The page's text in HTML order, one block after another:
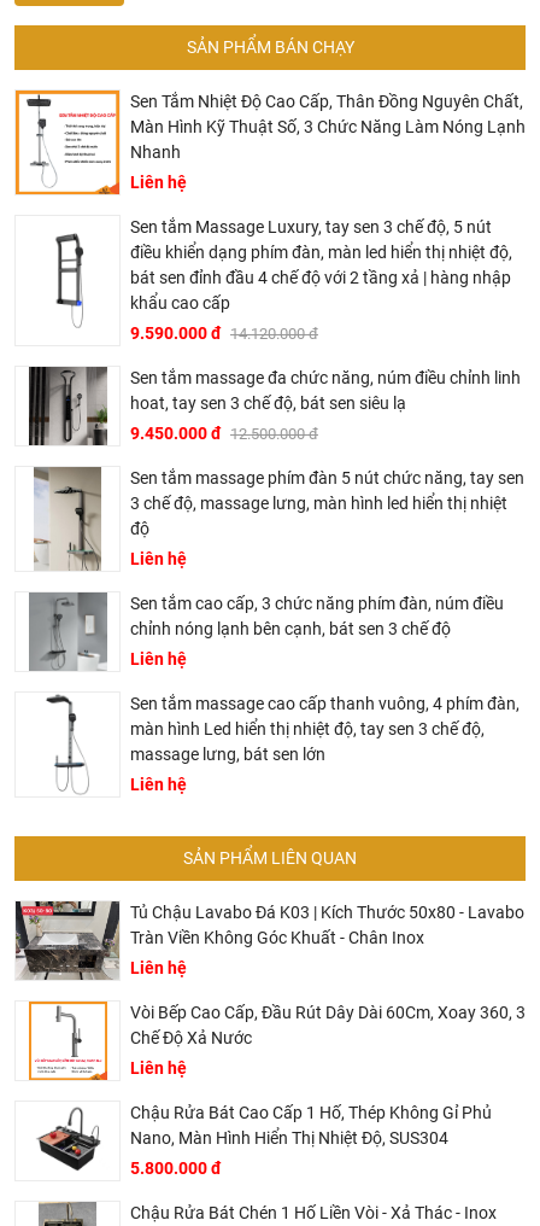
SẢN PHẨM BÁN CHẠY
Sen Tắm Nhiệt Độ Cao Cấp, Thân Đồng Nguyên Chất,
Màn Hình Kỹ Thuật Số, 3 Chức Năng Làm Nóng Lạnh
Nhanh
Liên hệ
Sen tắm Massage Luxury, tay sen 3 chế độ, 5 nút
điều khiển dạng phím đàn, màn led hiển thị nhiệt độ,
bát sen đỉnh đầu 4 chế độ với 2 tầng xả | hàng nhập
khẩu cao cấp
9.590.000 đ 14.120.000 đ
Sen tắm massage đa chức năng, núm điều chỉnh linh
hoat, tay sen 3 chế độ, bát sen siêu lạ
9.450.000 đ 12.500.000 đ
Sen tắm massage phím đàn 5 nút chức năng, tay sen
3 chế độ, massage lưng, màn hình led hiển thị nhiệt
độ
Liên hệ
Sen tắm cao cấp, 3 chức năng phím đàn, núm điều
chỉnh nóng lạnh bên cạnh, bát sen 3 chế độ
Liên hệ
Sen tắm massage cao cấp thanh vuông, 4 phím đàn,
màn hình Led hiển thị nhiệt độ, tay sen 3 chế độ,
massage lưng, bát sen lớn
Liên hệ
SẢN PHẨM LIÊN QUAN
Tủ Chậu Lavabo Đá K03 | Kích Thước 50x80 - Lavabo
Tràn Viền Không Góc Khuất - Chân Inox
Liên hệ
Vòi Bếp Cao Cấp, Đầu Rút Dây Dài 60Cm, Xoay 360, 3
Chế Độ Xả Nước
Liên hệ
Chậu Rửa Bát Cao Cấp 1 Hố, Thép Không Gỉ Phủ
Nano, Màn Hình Hiển Thị Nhiệt Độ, SUS304
5.800.000 đ
Chậu Rửa Bát Chén 1 Hố Liền Vòi - Xả Thác - Inox